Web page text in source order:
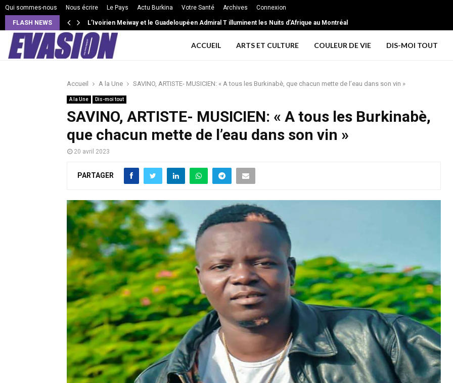
Qui sommes-nous Nous écrire Le Pays Actu Burkina Votre Santé Archives Connexion
FLASH NEWS VIE DE COUPLE: Intensité, isolement, jalousie extrême … les signes d’une relation toxique
ACCUEIL ARTS ET CULTURE COULEUR DE VIE DIS-MOI TOUT
Accueil A la Une SAVINO, ARTISTE- MUSICIEN: « A tous les Burkinabè, que chacun mette de l’eau dans son vin »
A la Une Dis-moi tout
SAVINO, ARTISTE- MUSICIEN: « A tous les Burkinabè,
que chacun mette de l’eau dans son vin »
20 avril 2023
PARTAGER